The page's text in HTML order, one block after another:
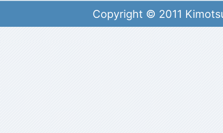
Copyright © 2011